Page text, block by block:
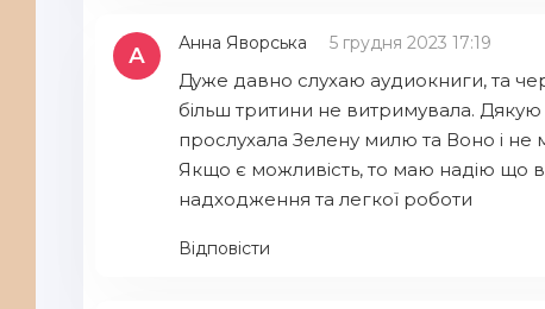
А Анна Яворська 5 грудня 2023 17:19
Дуже давно слухаю аудиокниги, та
більш тритини не витримувала. Дякую
прослухала Зелену милю та Воно і не
Якщо є можливість, то маю надію що
надходження та легкої роботи
Відповісти